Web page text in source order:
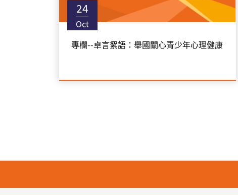
24
Oct
專欄--卓言絮語：舉國關心青少年心理健康